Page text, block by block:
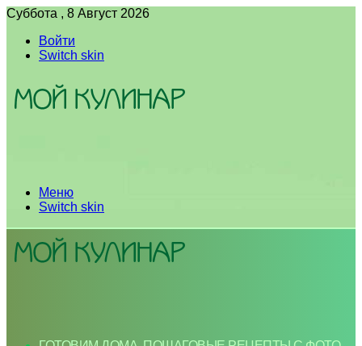
Суббота , 8 Август 2026
Войти
Switch skin
Меню
Switch skin